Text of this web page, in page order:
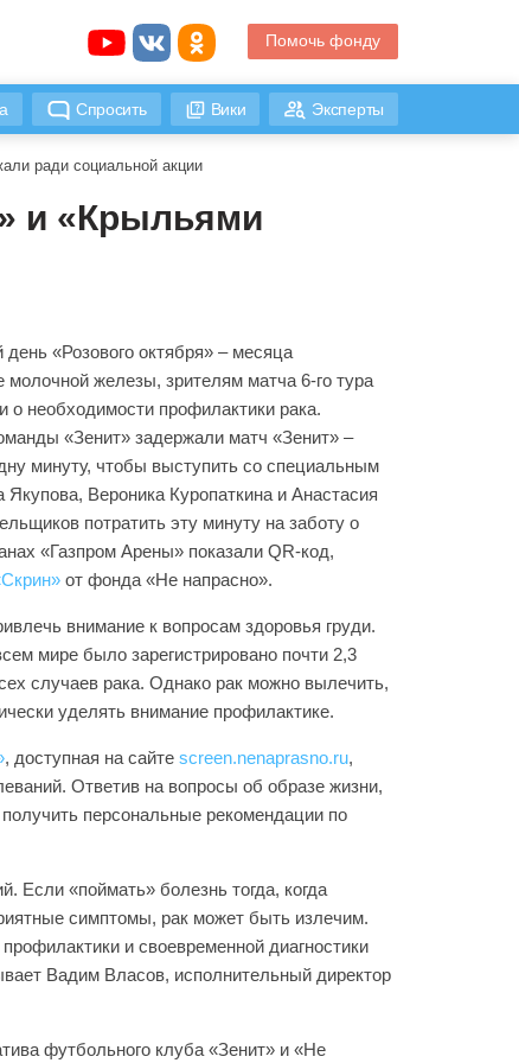
Помочь фонду
Спросить Вики Эксперты
ради социальной акции
и «Крыльями
«Розового октября» – месяца
молочной железы, зрителям матча 6-го тура
о необходимости профилактики рака.
«Зенит» задержали матч «Зенит» –
минуту, чтобы выступить со специальным
Вероника Куропаткина и Анастасия
потратить эту минуту на заботу о
«Газпром Арены» показали QR-код,
от фонда «Не напрасно».
внимание к вопросам здоровья груди.
мире было зарегистрировано почти 2,3
случаев рака. Однако рак можно вылечить,
уделять внимание профилактике.
, доступная на сайте screen.nenaprasno.ru,
Ответив на вопросы об образе жизни,
персональные рекомендации по
Если «поймать» болезнь тогда, когда
симптомы, рак может быть излечим.
и своевременной диагностики
Вадим Власов, исполнительный директор
футбольного клуба «Зенит» и «Не